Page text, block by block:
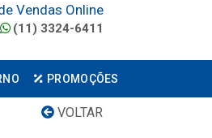
Vendas Online
(11) 3324-6411
PROMOÇÕES
VOLTAR